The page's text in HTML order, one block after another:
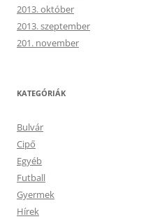
2013. október
2013. szeptember
201. november
KATEGÓRIÁK
Bulvár
Cipő
Egyéb
Futball
Gyermek
Hírek